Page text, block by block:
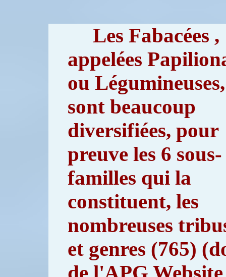
Les Fabacées ,
appelées
ou
sont beaucoup
diversifiées, pour
preuve les 6 sous-
familles qui la
constituent, les
nombreuses
et genres (765)